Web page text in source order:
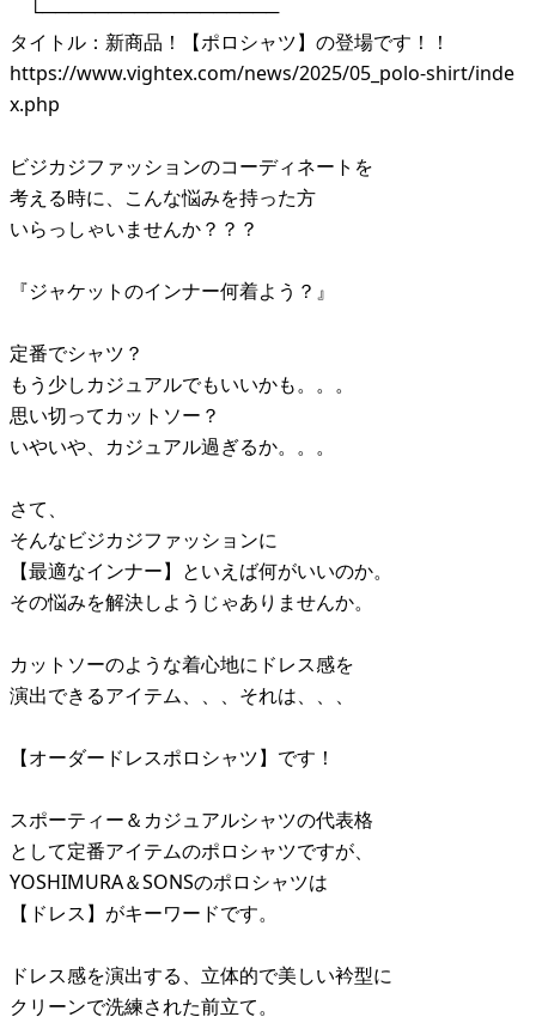
└──────────────────
タイトル：新商品！【ポロシャツ】の登場です！！
https://www.vightex.com/news/2025/05_polo-shirt/inde
x.php
ビジカジファッションのコーディネートを
考える時に、こんな悩みを持った方
いらっしゃいませんか？？？
『ジャケットのインナー何着よう？』
定番でシャツ？
もう少しカジュアルでもいいかも。。。
思い切ってカットソー？
いやいや、カジュアル過ぎるか。。。
さて、
そんなビジカジファッションに
【最適なインナー】といえば何がいいのか。
その悩みを解決しようじゃありませんか。
カットソーのような着心地にドレス感を
演出できるアイテム、、、それは、、、
【オーダードレスポロシャツ】です！
スポーティー＆カジュアルシャツの代表格
として定番アイテムのポロシャツですが、
YOSHIMURA＆SONSのポロシャツは
【ドレス】がキーワードです。
ドレス感を演出する、立体的で美しい衿型に
クリーンで洗練された前立て。